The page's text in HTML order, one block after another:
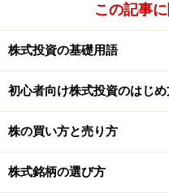
■ミネベアミツミ <6479>
極小ベアリングの世界ト
活かし、スマホカメラレ
イトを供給。iPhone8
も、依然として液晶が主
ません。
この記事
株式投資の基礎用語
初心者向け株式投資のはじめ
株の買い方と売り方
株式銘柄の選び方